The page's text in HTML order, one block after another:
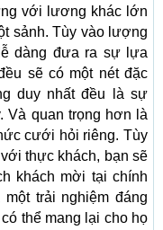
với lương khác lớn
sảnh. Tùy vào lượng
dàng đưa ra sự lựa
sẽ có một nét đặc
duy nhất đều là sự
Và quan trọng hơn là
cưới hỏi riêng. Tùy
thực khách, bạn sẽ
khách mời tại chính
trải nghiệm đáng
thể mang lại cho họ